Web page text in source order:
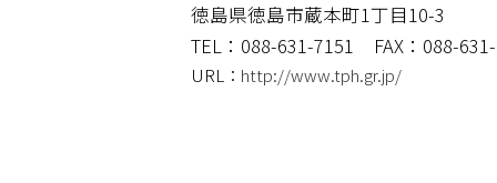
徳島県徳島市蔵本町1丁目10-3
TEL：088-631-7151
FAX：088-
URL： http://www.tph.gr.jp/